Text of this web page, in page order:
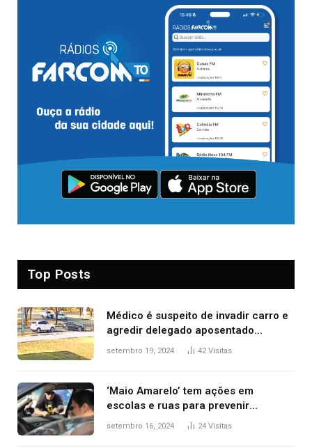
Top Posts
Médico é suspeito de invadir carro e
agredir delegado aposentado
durante confusão no trânsito
setembro 19, 2024 42Visitas
‘Maio Amarelo’ tem ações em
escolas e ruas para prevenir
acidentes no trânsito no AP
setembro 16, 2024 24 Visitas